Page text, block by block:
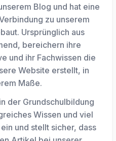
Blog und hat eine
zu unserem
Ursprünglich aus
bereichern ihre
und ihr Fachwissen die
Website erstellt, in
Maße.
der Grundschulbildung
Wissen und viel
und stellt sicher, dass